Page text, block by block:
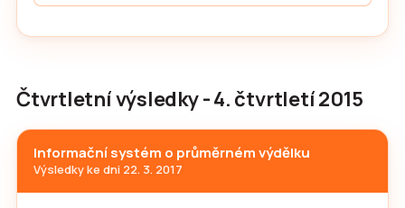
Čtvrtletní výsledky - 4. čtvrtletí 2015
Informační systém o průměrném výdělku
Výsledky ke dni 22. 3. 2017